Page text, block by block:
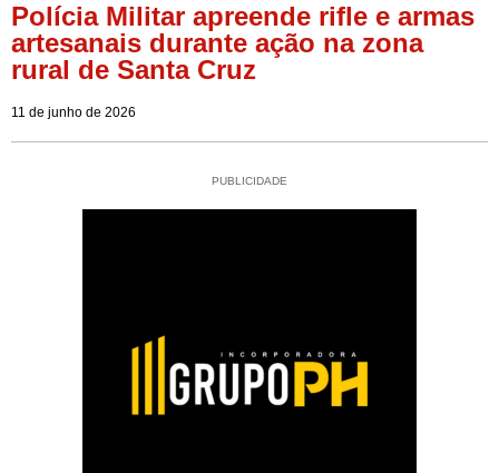
Polícia Militar apreende rifle e armas
artesanais durante ação na zona
rural de Santa Cruz
11 de junho de 2026
PUBLICIDADE